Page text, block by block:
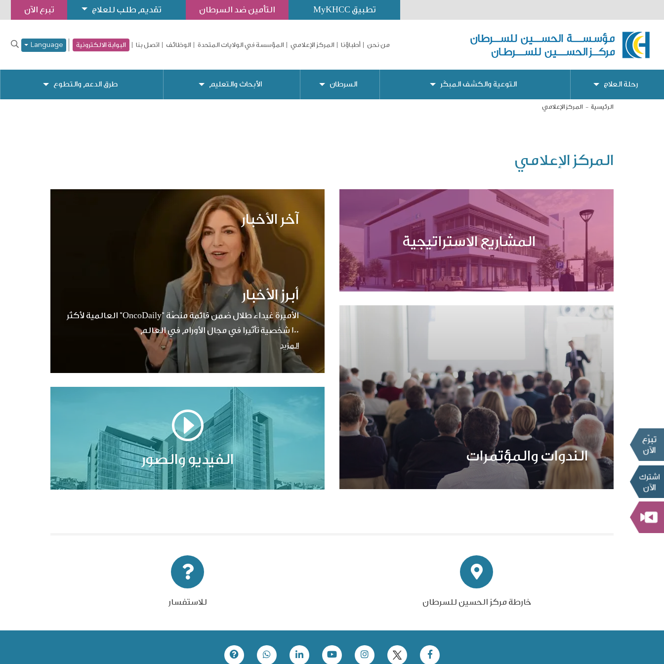
تبرع الآن تقديم طلب للعلاج التأمين ضد السرطان تطبيق MyKHCC
من نحن أطباؤنا المركز الإعلامي المؤسسة في الولايات المتحدة الوظائف اتصل بنا البوابة الالكترونية Language
رحلة العلاج التوعية والكشف المبكّر السرطان الأبحاث والتعليم طرق الدعم والتطوع
الرئيسية المركز الإعلامي
المركز الإعلامي
المشاريع الاستراتيجية
الندوات والمؤتمرات
آخر الأخبار
أبرز الأخبار
الأميرة غيداء طلال ضمن قائمة منصّة "OncoDaily" العالمية لأكثر
100 شخصية تأثيرا في مجال الأورام في العالم
المزيد
الفيديو والصور
خارطة مركز الحسين للسرطان للاستفسار